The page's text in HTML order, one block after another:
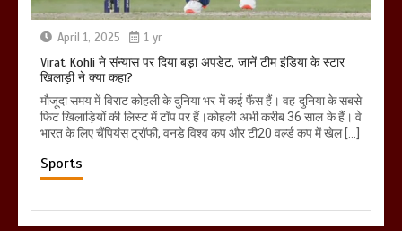
April 1, 2025 1 yr
Virat Kohli ने संन्यास पर दिया बड़ा अपडेट, जानें टीम इंडिया के स्टार
खिलाड़ी ने क्या कहा?
मौजूदा समय में विराट कोहली के दुनिया भर में कई फैंस हैं। वह दुनिया के सबसे
फिट खिलाड़ियों की लिस्ट में टॉप पर हैं।कोहली अभी करीब 36 साल के हैं। वे
भारत के लिए चैंपियंस ट्रॉफी, वनडे विश्व कप और टी20 वर्ल्ड कप में खेल […]
Sports